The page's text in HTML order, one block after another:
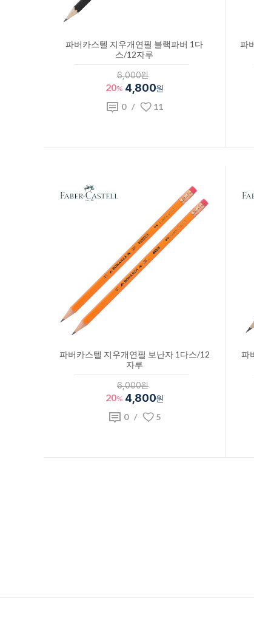
파버카스텔 지우개연필 블랙파버 1다
스/12자루
6,000원
20% 4,800원
0/ 11
파
파버카스텔 지우개연필 보난자 1다스/12
자루
6,000원
20% 4,800원
0/ 5
파